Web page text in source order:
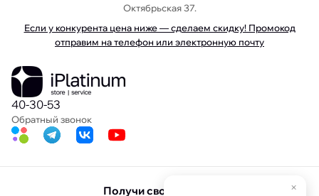
Октябрьская 37.
Если у конкурента цена ниже — сделаем скидку! Промокод
отправим на телефон или электронную почту
40-30-53
Обратный звонок
Получи свою скидку ×